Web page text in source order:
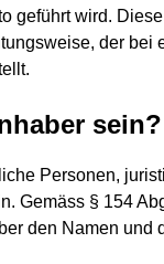
geführt wird.
der bei
sein?
Personen,
Gemäss § 154
den Namen und